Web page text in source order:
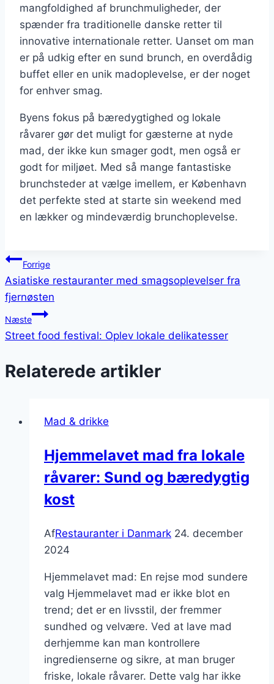
mangfoldighed af brunchmuligheder, der
spænder fra traditionelle danske retter til
innovative internationale retter. Uanset om man
er på udkig efter en sund brunch, en overdådig
buffet eller en unik madoplevelse, er der noget
for enhver smag.
Byens fokus på bæredygtighed og lokale
råvarer gør det muligt for gæsterne at nyde
mad, der ikke kun smager godt, men også er
godt for miljøet. Med så mange fantastiske
brunchsteder at vælge imellem, er København
det perfekte sted at starte sin weekend med
en lækker og mindeværdig brunchoplevelse.
Indlægsnavigation
Forrige
Asiatiske restauranter med smagsoplevelser fra
fjernøsten
Næste
Street food festival: Oplev lokale delikatesser
Relaterede artikler
Mad & drikke
Hjemmelavet mad fra lokale
råvarer: Sund og bæredygtig
kost
AfRestauranter i Danmark 24. december
2024
Hjemmelavet mad: En rejse mod sundere
valg Hjemmelavet mad er ikke blot en
trend; det er en livsstil, der fremmer
sundhed og velvære. Ved at lave mad
derhjemme kan man kontrollere
ingredienserne og sikre, at man bruger
friske, lokale råvarer. Dette valg har ikke